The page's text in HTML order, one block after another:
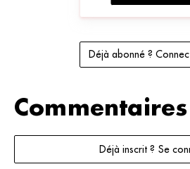
Déjà abonné ?
Commentaires
Déjà inscrit ? Se